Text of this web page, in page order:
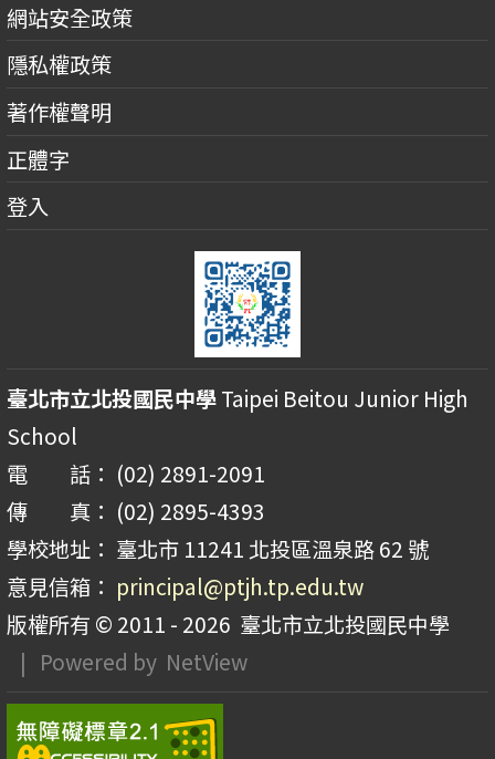
網站安全政策
隱私權政策
著作權聲明
正體字
登入
臺北市立北投國民中學Taipei Beitou Junior High
School
電 話： (02) 2891-2091
傳 真： (02) 2895-4393
學校地址： 臺北市 11241 北投區溫泉路 62 號
意見信箱： principal@ptjh.tp.edu.tw
版權所有 © 2011 - 2026 臺北市立北投國民中學
| Powered by NetView